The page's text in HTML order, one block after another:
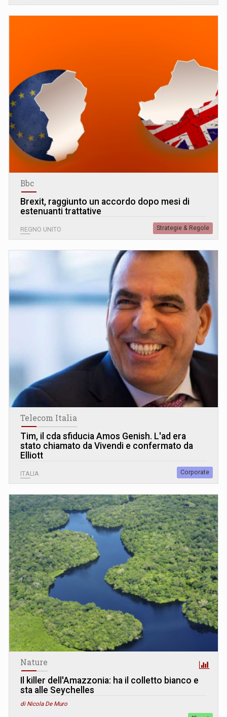
Bbc
Brexit, raggiunto un accordo dopo mesi di
estenuanti trattative
REGNO UNITO Strategie & Regole
Telecom Italia
Tim, il cda sfiducia Amos Genish. L'ad era
stato chiamato da Vivendi e confermato da
Elliott
ITALIA Corporate
Nature
Il killer dell'Amazzonia: ha il colletto bianco e
sta alle Seychelles
di Nicola De Muro